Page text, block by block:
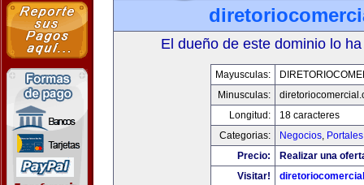
El dueño de este dominio lo
Mayusculas:
Minusculas:
Longitud:
18 caracteres
Categorias:
Negocios, Portales
Precio:
Realizar una
Visitar!